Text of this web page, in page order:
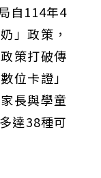
自114年4
」政策，
策打破傳
位卡證」
長與學童
達38種可